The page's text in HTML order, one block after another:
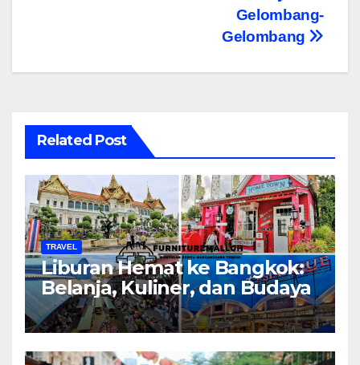
Gelombang-
Gelombang
Related Post
TRAVEL
Liburan Hemat ke Bangkok:
Belanja, Kuliner, dan Budaya